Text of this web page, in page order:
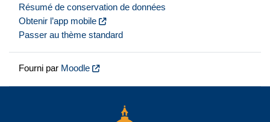
Résumé de conservation de données
Obtenir l’app mobile
Passer au thème standard
Fourni par Moodle